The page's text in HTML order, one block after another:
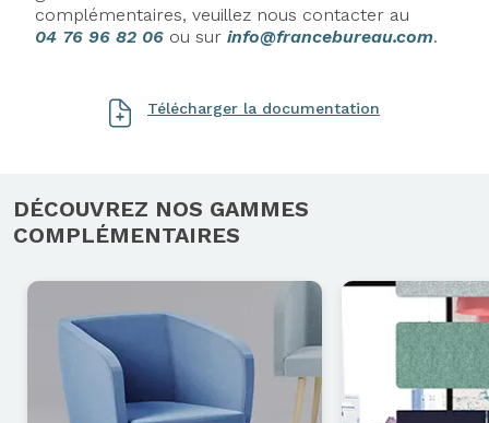
complémentaires, veuillez nous contacter au
04 76 96 82 06 ou sur info@francebureau.com.
Télécharger la documentation
DÉCOUVREZ NOS GAMMES
COMPLÉMENTAIRES